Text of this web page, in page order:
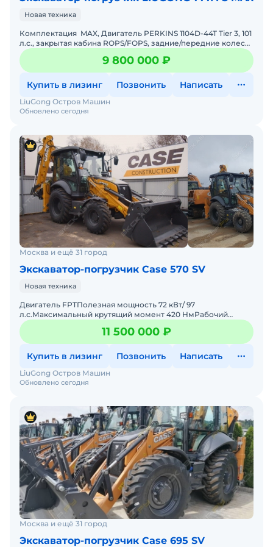
Новая техника
Комплектация MAX, Двигатель PERKINS 1104D-44T Tier 3, 101
л.с., закрытая кабина ROPS/FOPS, задние/передние колеса
- 16,9-28 12RP TL, КПП CARRARO полностью
9 800 000 ₽
Купить в лизинг Позвонить Написать
Обновлено сегодня
LiuGong Остров Машин
Москва и ещё 31 город
Экскаватор-погрузчик Case 570 SV
Новая техника
Двигатель FPTПолезная мощность 72 кВт/ 97
л.с.Максимальный крутящий момент 420 НмРабочий
объем 3,9 лТрансмиссия PowerShutlle, полный
приводЧисло передач вперед/
11 500 000 ₽
Купить в лизинг Позвонить Написать
Обновлено сегодня
LiuGong Остров Машин
Москва и ещё 31 город
Экскаватор-погрузчик Case 695 SV